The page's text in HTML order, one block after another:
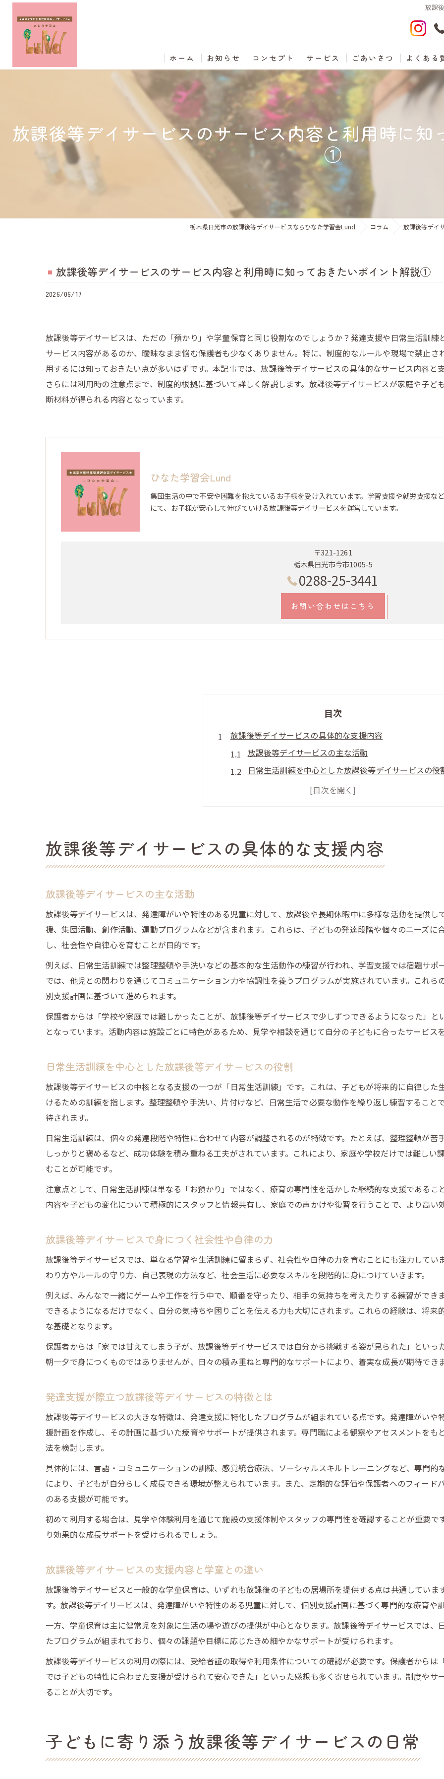
放課
ホーム お知らせ コンセプト サービス ごあいさつ よくある
放課後等デイサービスのサービス内容と利用時に
①
栃木県日光市の放課後等デイサービスならひなた学習会Lund コラム 放課後等デイ
放課後等デイサービスのサービス内容と利用時に知っておきたいポイント解説①
2026/06/17
放課後等デイサービスは、ただの「預かり」や学童保育と同じ役割なのでしょうか？発達支援や日常生活訓
サービス内容があるのか、曖昧なまま悩む保護者も少なくありません。特に、制度的なルールや現場で禁止
用するには知っておきたい点が多いはずです。本記事では、放課後等デイサービスの具体的なサービス内容
さらには利用時の注意点まで、制度的根拠に基づいて詳しく解説します。放課後等デイサービスが家庭や子
断材料が得られる内容となっています。
ひなた学習会Lund
集団生活の中で不安や困難を抱えているお子様を受け入れています。学習支援や就労支援な
にて、お子様が安心して伸びていける放課後等デイサービスを運営しています。
〒321-1261
栃木県日光市今市1005-5
0288-25-3441
お問い合わせはこちら
目次
放課後等デイサービスの具体的な支援内容
放課後等デイサービスの主な活動
日常生活訓練を中心とした放課後等デイサービスの役
放課後等デイサービスで身につく社会性や自律の力
子どもに寄り添う放課後等デイサービスの日常
放課後等デイサービスの一日の流れを体験目線で紹介
日々の放課後等デイサービス活動が与える影響
放課後等デイサービスの現場で大切にされていること
放課後等デイサービスで行われる代表的な活動例
個別支援計画に基づく放課後等デイサービスの進め方
放課後等デイサービス活動の流れと成果のポイント
放課後等デイサービスでよくある1日のスケジュール
放課後等デイサービスの具体的な支援内容
放課後等デイサービスの主な活動
放課後等デイサービスは、発達障がいや特性のある児童に対して、放課後や長期休暇中に多様な活動を提供
援、集団活動、創作活動、運動プログラムなどが含まれます。これらは、子どもの発達段階や個々のニーズ
し、社会性や自律心を育むことが目的です。
例えば、日常生活訓練では整理整頓や手洗いなどの基本的な生活動作の練習が行われ、学習支援では宿題サ
では、他児との関わりを通じてコミュニケーション力や協調性を養うプログラムが実施されています。これ
別支援計画に基づいて進められます。
保護者からは「学校や家庭では難しかったことが、放課後等デイサービスで少しずつできるようになった」
となっています。活動内容は施設ごとに特色があるため、見学や相談を通じて自分の子どもに合ったサービス
日常生活訓練を中心とした放課後等デイサービスの役割
放課後等デイサービスの中核となる支援の一つが「日常生活訓練」です。これは、子どもが将来的に自律し
けるための訓練を指します。整理整頓や手洗い、片付けなど、日常生活で必要な動作を繰り返し練習するこ
待されます。
日常生活訓練は、個々の発達段階や特性に合わせて内容が調整されるのが特徴です。たとえば、整理整頓が
しっかりと褒めるなど、成功体験を積み重ねる工夫がされています。これにより、家庭や学校だけでは難し
むことが可能です。
注意点として、日常生活訓練は単なる「お預かり」ではなく、療育の専門性を活かした継続的な支援である
内容や子どもの変化について積極的にスタッフと情報共有し、家庭での声かけや復習を行うことで、より高い
放課後等デイサービスで身につく社会性や自律の力
放課後等デイサービスでは、単なる学習や生活訓練に留まらず、社会性や自律の力を育むことにも注力してい
わり方やルールの守り方、自己表現の方法など、社会生活に必要なスキルを段階的に身につけていきます。
例えば、みんなで一緒にゲームや工作を行う中で、順番を守ったり、相手の気持ちを考えたりする練習ができ
できるようになるだけでなく、自分の気持ちや困りごとを伝える力も大切にされます。これらの経験は、将
な基礎となります。
保護者からは「家では甘えてしまう子が、放課後等デイサービスでは自分から挑戦する姿が見られた」とい
朝一夕で身につくものではありませんが、日々の積み重ねと専門的なサポートにより、着実な成長が期待でき
発達支援が際立つ放課後等デイサービスの特徴とは
放課後等デイサービスの大きな特徴は、発達支援に特化したプログラムが組まれている点です。発達障がい
援計画を作成し、その計画に基づいた療育やサポートが提供されます。専門職による観察やアセスメントを
法を検討します。
具体的には、言語・コミュニケーションの訓練、感覚統合療法、ソーシャルスキルトレーニングなど、専門
により、子どもが自分らしく成長できる環境が整えられています。また、定期的な評価や保護者へのフィー
のある支援が可能です。
初めて利用する場合は、見学や体験利用を通じて施設の支援体制やスタッフの専門性を確認することが重要
り効果的な成長サポートを受けられるでしょう。
放課後等デイサービスの支援内容と学童との違い
放課後等デイサービスと一般的な学童保育は、いずれも放課後の子どもの居場所を提供する点は共通してい
す。放課後等デイサービスは、発達障がいや特性のある児童に対して、個別支援計画に基づく専門的な療育や
一方、学童保育は主に健常児を対象に生活の場や遊びの提供が中心となります。放課後等デイサービスでは
たプログラムが組まれており、個々の課題や目標に応じたきめ細やかなサポートが受けられます。
放課後等デイサービスの利用の際には、受給者証の取得や利用条件についての確認が必要です。保護者から
では子どもの特性に合わせた支援が受けられて安心できた」といった感想も多く寄せられています。制度や
ることが大切です。
子どもに寄り添う放課後等デイサービスの日常